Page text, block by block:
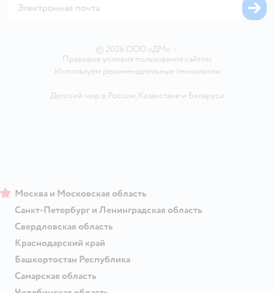
© 2026 ООО «ДМ» •
Правовые условия пользования сайтом
Используем рекомендательные технологии
Детский мир в России, Казахстанеи Беларуси
Москва и Московская область
Санкт-Петербург и Ленинградская область
Свердловская область
Краснодарский край
Башкортостан Республика
Самарская область